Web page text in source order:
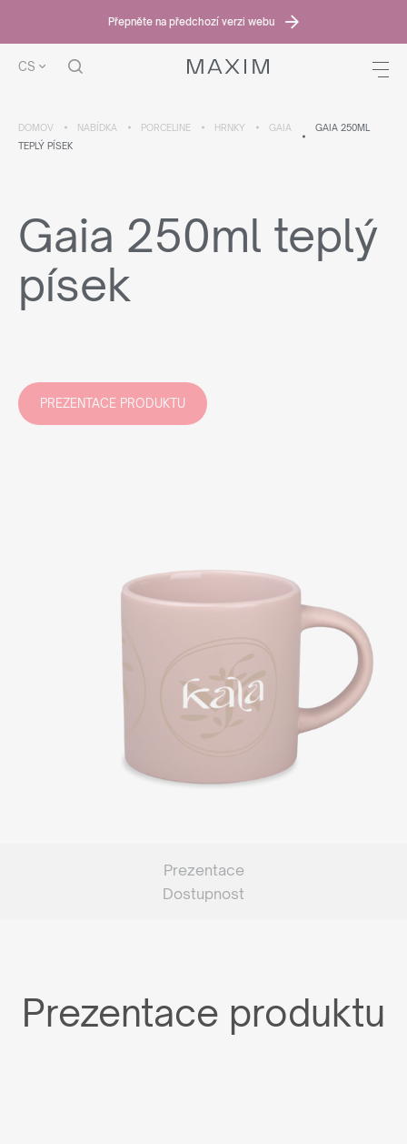
Přepněte na předchozí verzi webu
CS
DOMOV NABÍDKA PORCELINE HRNKY GAIA
GAIA 250ML
TEPLÝ PÍSEK
Gaia 250ml teplý
písek
PREZENTACE PRODUKTU
Prezentace
Dostupnost
Prezentace produktu